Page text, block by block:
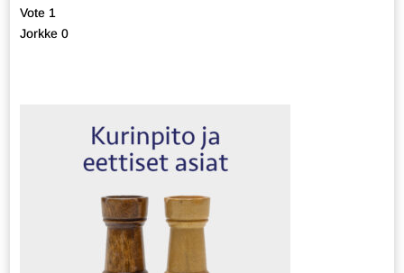
Vote 1
Jorkke 0